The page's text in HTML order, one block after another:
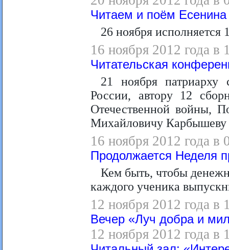
Читаем и поём Есенина
26 ноября
16 ноября 2012 года в
Читательская
21 ноября патриарху
России, автору 12
Отечественной войны,
Михайловичу Карбышеву
16 ноября 2012 года в
Продолжается Неделя
Кем быть, чтобы
каждого ученика
12 ноября 2012 года в
Вечер «Луч добра и
12 ноября 2012 года в